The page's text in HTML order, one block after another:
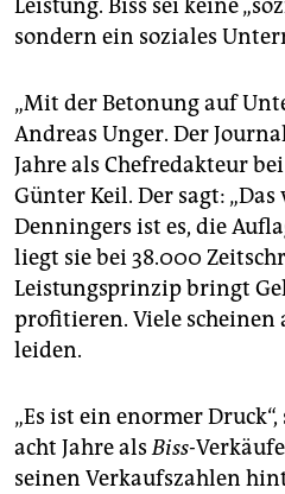
Leistung. Biss sei keine
sondern ein soziales
„Mit der Betonung auf
Andreas Unger. Der
Jahre als Chefredakteur
Günter Keil. Der sagt:
Denningers ist es, die
liegt sie bei 38.000
Leistungsprinzip bringt
profitieren. Viele scheinen
leiden.
„Es ist ein enormer
acht Jahre alsBiss-
seinen Verkaufszahlen